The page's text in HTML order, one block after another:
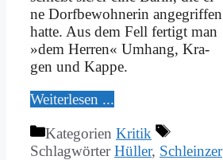
ne Dorf­be­woh­ne­rin an­ge­grif­fen
hat­te. Aus dem Fell fer­tigt man
»dem Her­ren« Um­hang, Kra­
gen und Kap­pe.
Wei­ter­le­sen ...
Kategorien Kritik
SchlagwörterHüller, Schleinzer